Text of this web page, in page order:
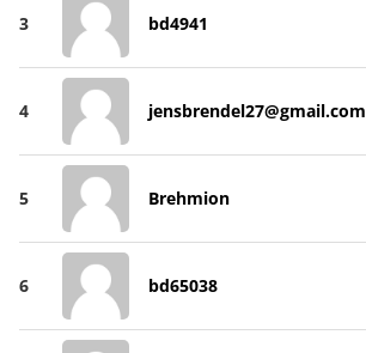
3 bd4941
4 jensbrendel27@gmail.com
5 Brehmion
6 bd65038